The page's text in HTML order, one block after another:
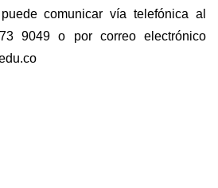
comunicar vía telefónica al
9049 o por correo electrónico